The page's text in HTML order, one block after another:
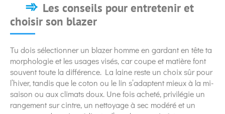
Les conseils pour entretenir et
choisir son blazer
Tu dois sélectionner un blazer homme en gardant en tête ta
morphologie et les usages visés, car coupe et matière font
souvent toute la différence. La laine reste un choix sûr pour
l’hiver, tandis que le coton ou le lin s’adaptent mieux à la mi-
saison ou aux climats doux. Une fois acheté, privilégie un
rangement sur cintre, un nettoyage à sec modéré et un